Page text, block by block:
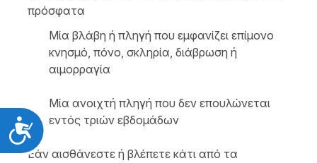
Προσιτότητα
πρόσφατα
Μία βλάβη ή πληγή που εμφανίζει επίμονο
κνησμό, πόνο, σκληρία, διάβρωση ή
αιμορραγία
Μία ανοιχτή πληγή που δεν επουλώνεται
εντός τριών εβδομάδων
Εάν αισθάνεστε ή βλέπετε κάτι από τα